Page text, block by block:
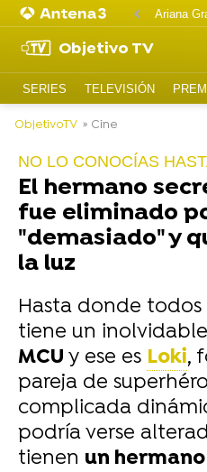
Ariana
Objetivo TV
SERIES TELEVISIÓN
ObjetivoTV » Cine
NO LO CONOCÍAS
El hermano
fue eliminado
"demasiado" y
la luz
Hasta donde todos
tiene un
MCU y ese es Loki,
pareja de
complicada
podría verse
tienen un